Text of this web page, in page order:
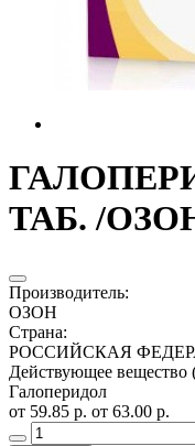
ТАБ. /
Производитель:
ОЗОН
Страна:
РОССИЙСКАЯ
Действующее
Галоперидол
от 59.85 р. от 63.00 р.